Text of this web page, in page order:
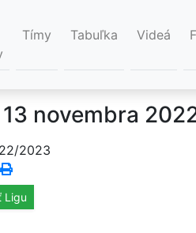
Tímy Tabuľka Videá
novembra
2023
Ligu